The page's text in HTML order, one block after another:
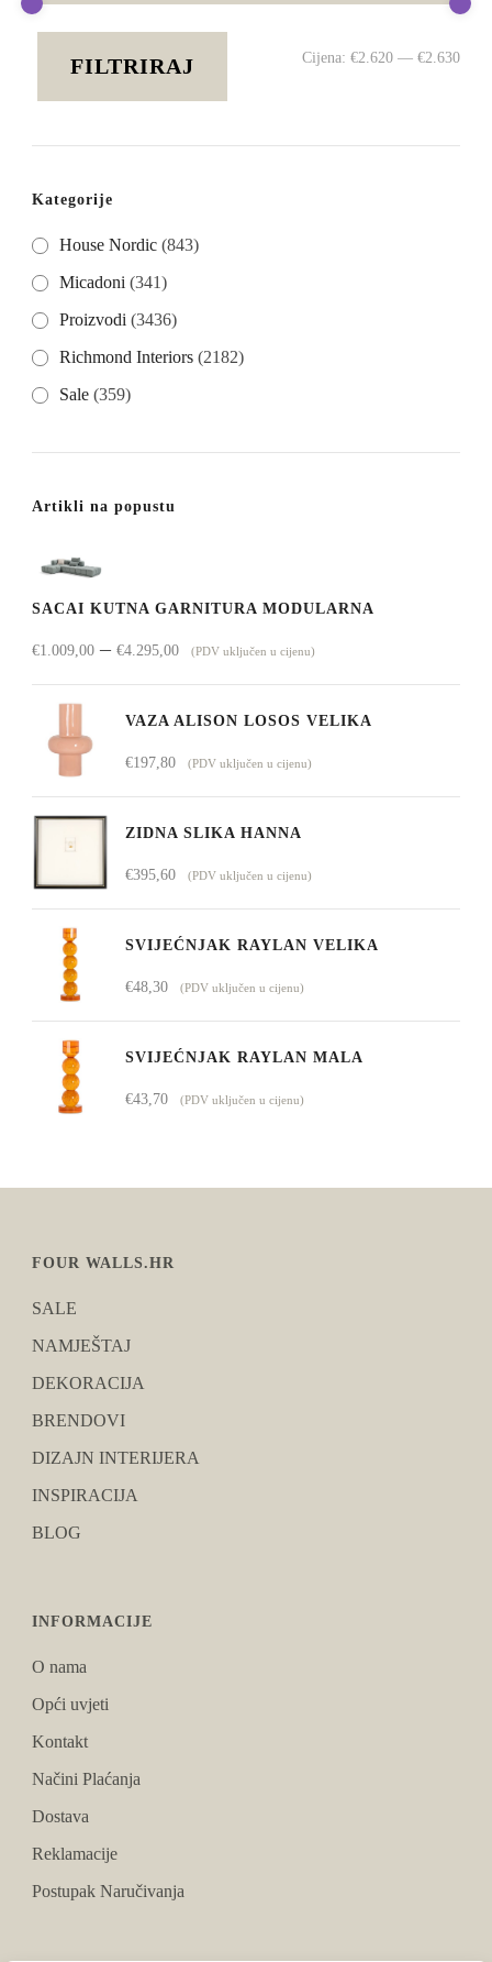
Min
FILTRIRAJ Cijena: €2.620 — €2.630
Kategorije
House Nordic (843)
Micadoni (341)
Proizvodi (3436)
Richmond Interiors (2182)
Sale (359)
Artikli na popustu
SACAI KUTNA GARNITURA MODULARNA
€1.009,00 – €4.295,00Raspon
cijena:
od
(PDV uključen u cijenu)
VAZA ALISON LOSOS VELIKA
€197,80 (PDV uključen u cijenu)
ZIDNA SLIKA HANNA
€395,60 (PDV uključen u cijenu)
SVIJEĆNJAK RAYLAN VELIKA
€48,30 (PDV uključen u cijenu)
SVIJEĆNJAK RAYLAN MALA
€43,70 (PDV uključen u cijenu)
FOUR WALLS.HR
SALE
NAMJEŠTAJ
DEKORACIJA
BRENDOVI
DIZAJN INTERIJERA
INSPIRACIJA
BLOG
INFORMACIJE
O nama
Opći uvjeti
Kontakt
Načini Plaćanja
Dostava
Reklamacije
Postupak Naručivanja